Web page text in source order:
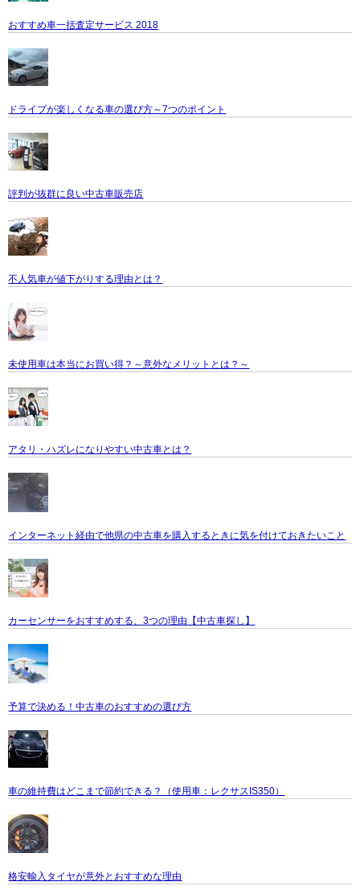
おすすめ車一括査定サービス 2018
ドライブが楽しくなる車の選び方～7つのポイント
評判が抜群に良い中古車販売店
不人気車が値下がりする理由とは？
未使用車は本当にお買い得？～意外なメリットとは？～
アタリ・ハズレになりやすい中古車とは？
インターネット経由で他県の中古車を購入するときに気を付けておきたいこと
カーセンサーをおすすめする、3つの理由【中古車探し】
予算で決める！中古車のおすすめの選び方
車の維持費はどこまで節約できる？（使用車：レクサスIS350）
格安輸入タイヤが意外とおすすめな理由